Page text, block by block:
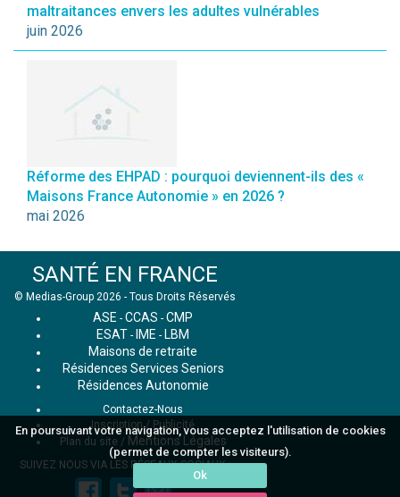
En poursuivant votre navigation, vous acceptez l'utilisation de cookies
(permet de compter les visiteurs).
Ok
maltraitances envers les adultes vulnérables
juin 2026
Réforme des EHPAD : pourquoi deviennent-ils des «
Maisons France Autonomie » en 2026 ?
mai 2026
SANTÉ EN FRANCE
© Medias-Group 2026 - Tous Droits Réservés
ASE - CCAS - CMP
ESAT - IME - LBM
Maisons de retraite
Résidences Services Seniors
Résidences Autonomie
Contactez-Nous
Inscription / Publicité
Plan du site / Mentions Légales
SUIVEZ NOUS VIA LES RÉSEAUX SOCIAUX :